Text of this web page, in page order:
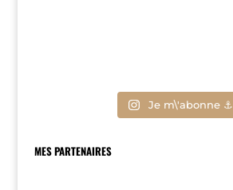
Je m\'abonne ⚓
MES PARTENAIRES